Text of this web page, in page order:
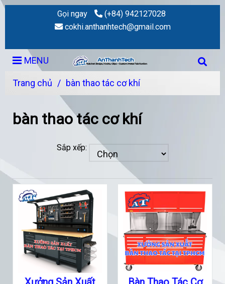
Gọi ngay
(+84) 942127028
cokhi.anthanhtech@gmail.com
MENU
Trang chủ / bàn thao tác cơ khí
bàn thao tác cơ khí
Sắp xếp: